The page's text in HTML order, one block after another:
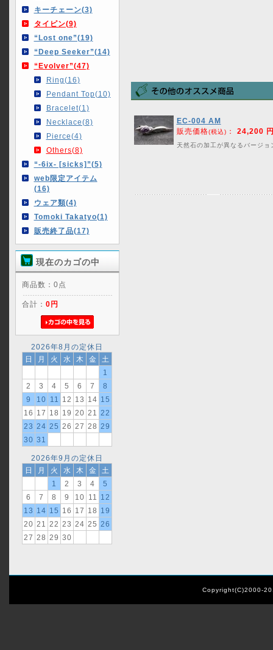
キーチェーン(3)
タイピン(9)
“Lost one”(19)
“Deep Seeker”(14)
“Evolver”(47)
Ring(16)
Pendant Top(10)
Bracelet(1)
Necklace(8)
Pierce(4)
Others(8)
“-6ix- [sicks]”(5)
web限定アイテム
(16)
ウェア類(4)
Tomoki Takatyo(1)
販売終了品(17)
現在のカゴの中
商品数：0点
合計： 0円
2026年8月の定休日
日
月 火 水 木 金
土
1
2
3 4 5 6 7
8
9
10 11 12 13 14 15
16
17 18 19 20 21
22
23
24 25 26 27 28
29
30 31
2026年9月の定休日
日
月 火 水 木 金
土
1
2 3 4
5
6
7 8 9 10 11
12
13
14 15 16 17 18
19
20 21 22 23 24 25
26
27
28 29 30
EC-004 AM
販売価格(税込) ： 24,200
天然石の加工が異なるバージョ
Copyright(C)2000-